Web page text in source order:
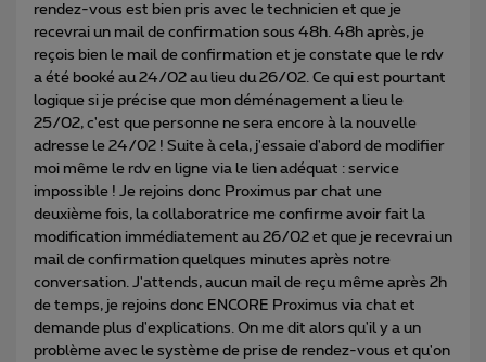
rendez-vous est bien pris avec le technicien et que je
recevrai un mail de confirmation sous 48h. 48h après, je
reçois bien le mail de confirmation et je constate que le rdv
a été booké au 24/02 au lieu du 26/02. Ce qui est pourtant
logique si je précise que mon déménagement a lieu le
25/02, c'est que personne ne sera encore à la nouvelle
adresse le 24/02 ! Suite à cela, j'essaie d'abord de modifier
moi même le rdv en ligne via le lien adéquat : service
impossible ! Je rejoins donc Proximus par chat une
deuxième fois, la collaboratrice me confirme avoir fait la
modification immédiatement au 26/02 et que je recevrai un
mail de confirmation quelques minutes après notre
conversation. J'attends, aucun mail de reçu même après 2h
de temps, je rejoins donc ENCORE Proximus via chat et
demande plus d'explications. On me dit alors qu'il y a un
problème avec le système de prise de rendez-vous et qu'on